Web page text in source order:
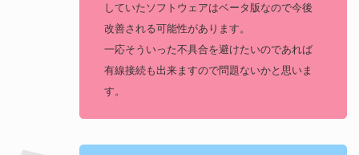
していたソフトウェアはベータ版なので今後
改善される可能性があります。
一応そういった不具合を避けたいのであれば
有線接続も出来ますので問題ないかと思いま
す。